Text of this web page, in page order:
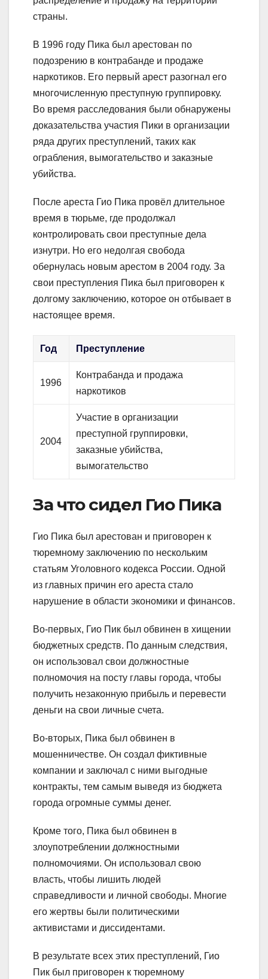
страны.
В 1996 году Пика был арестован по
подозрению в контрабанде и продаже
наркотиков. Его первый арест разогнал его
многочисленную преступную группировку.
Во время расследования были обнаружены
доказательства участия Пики в организации
ряда других преступлений, таких как
ограбления, вымогательство и заказные
убийства.
После ареста Гио Пика провёл длительное
время в тюрьме, где продолжал
контролировать свои преступные дела
изнутри. Но его недолгая свобода
обернулась новым арестом в 2004 году. За
свои преступления Пика был приговорен к
долгому заключению, которое он отбывает в
настоящее время.
Год Преступление
1996
Контрабанда и продажа
наркотиков
2004
Участие в организации
преступной группировки,
заказные убийства,
вымогательство
За что сидел Гио Пика
Гио Пика был арестован и приговорен к
тюремному заключению по нескольким
статьям Уголовного кодекса России. Одной
из главных причин его ареста стало
нарушение в области экономики и финансов.
Во-первых, Гио Пик был обвинен в хищении
бюджетных средств. По данным следствия,
он использовал свои должностные
полномочия на посту главы города, чтобы
получить незаконную прибыль и перевести
деньги на свои личные счета.
Во-вторых, Пика был обвинен в
мошенничестве. Он создал фиктивные
компании и заключал с ними выгодные
контракты, тем самым выведя из бюджета
города огромные суммы денег.
Кроме того, Пика был обвинен в
злоупотреблении должностными
полномочиями. Он использовал свою
власть, чтобы лишить людей
справедливости и личной свободы. Многие
его жертвы были политическими
активистами и диссидентами.
В результате всех этих преступлений, Гио
Пик был приговорен к тюремному